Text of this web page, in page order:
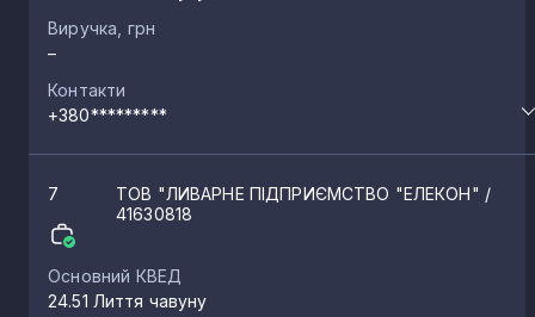
Виручка, грн
–
Контакти
+380*********
7 ТОВ "ЛИВАРНЕ ПІДПРИЄМСТВО "ЕЛЕКОН" /
41630818
Основний КВЕД
24.51 Лиття чавуну